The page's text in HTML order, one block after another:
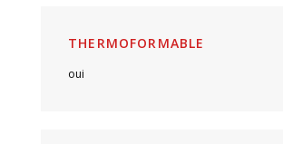
THERMOFORMABLE
oui